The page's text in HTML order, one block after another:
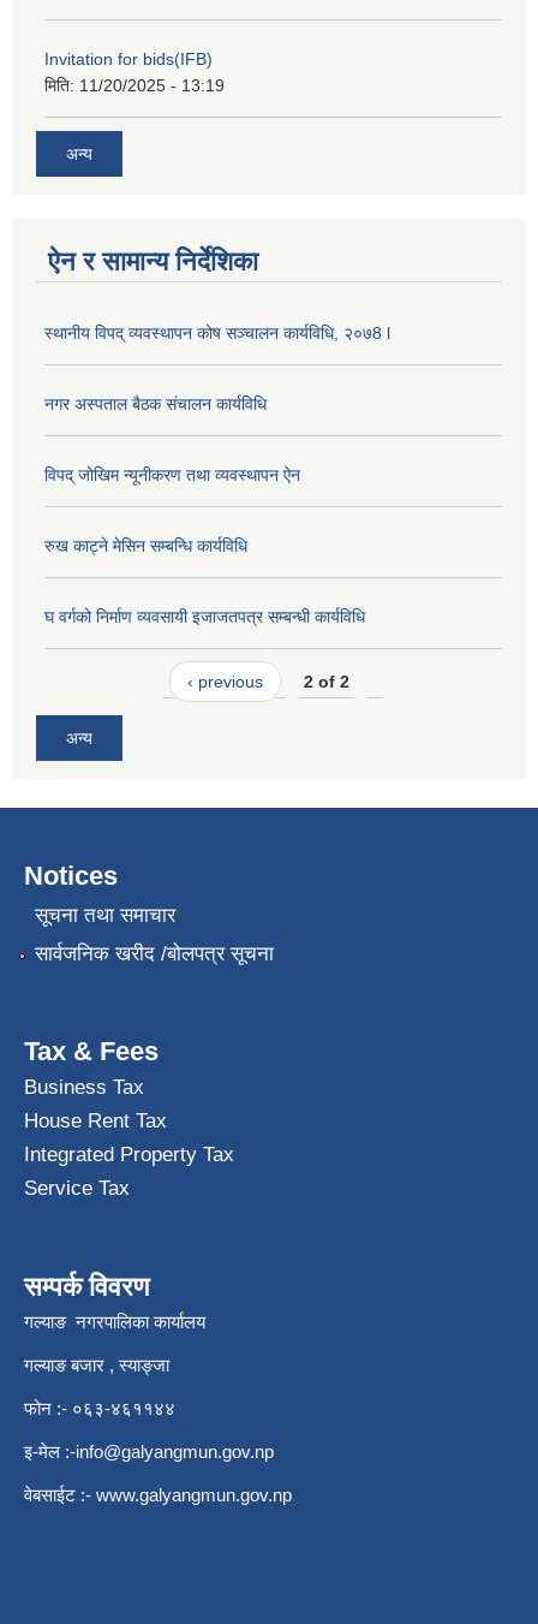
Invitation for bids(IFB)
मिति: 11/20/2025 - 13:19
अन्य
ऐन र सामान्य निर्देशिका
स्थानीय विपद् व्यवस्थापन कोष सञ्चालन कार्यविधि, २०७8 l
नगर अस्पताल बैठक संचालन कार्यविधि
विपद् जोखिम न्यूनीकरण तथा व्यवस्थापन ऐन
रुख काट्ने मेसिन सम्बन्धि कार्यविधि
घ वर्गको निर्माण व्यवसायी इजाजतपत्र सम्बन्धी कार्यविधि
‹ previous 2 of 2
अन्य
Notices
सूचना तथा समाचार
सार्वजनिक खरीद /बोलपत्र सूचना
Tax & Fees
Business Tax
House Rent Tax
Integrated Property Tax
Service Tax
सम्पर्क विवरण
गल्याङ नगरपालिका कार्यालय
गल्याङ बजार , स्याङ्जा
फोन :- ०६३-४६११४४
इ-मेल :-info@galyangmun.gov.np
वेबसाईट :- www.galyangmun.gov.np